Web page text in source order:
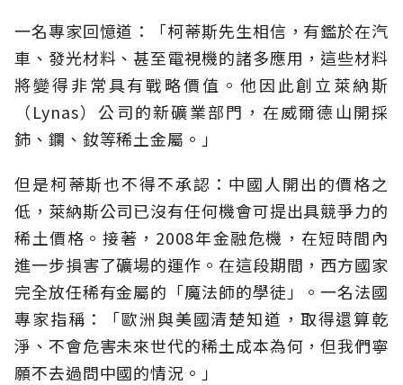
一名專家回憶道：「柯蒂斯先生相信，有鑑於在汽
車、發光材料、甚至電視機的諸多應用，這些材料
將變得非常具有戰略價值。他因此創立萊納斯
（Lynas）公司的新礦業部門，在威爾德山開採
鈰、鑭、釹等稀土金屬。」
但是柯蒂斯也不得不承認：中國人開出的價格之
低，萊納斯公司已沒有任何機會可提出具競爭力的
稀土價格。接著，2008年金融危機，在短時間內
進一步損害了礦場的運作。在這段期間，西方國家
完全放任稀有金屬的「魔法師的學徒」。一名法國
專家指稱：「歐洲與美國清楚知道，取得還算乾
淨、不會危害未來世代的稀土成本為何，但我們寧
願不去過問中國的情況。」